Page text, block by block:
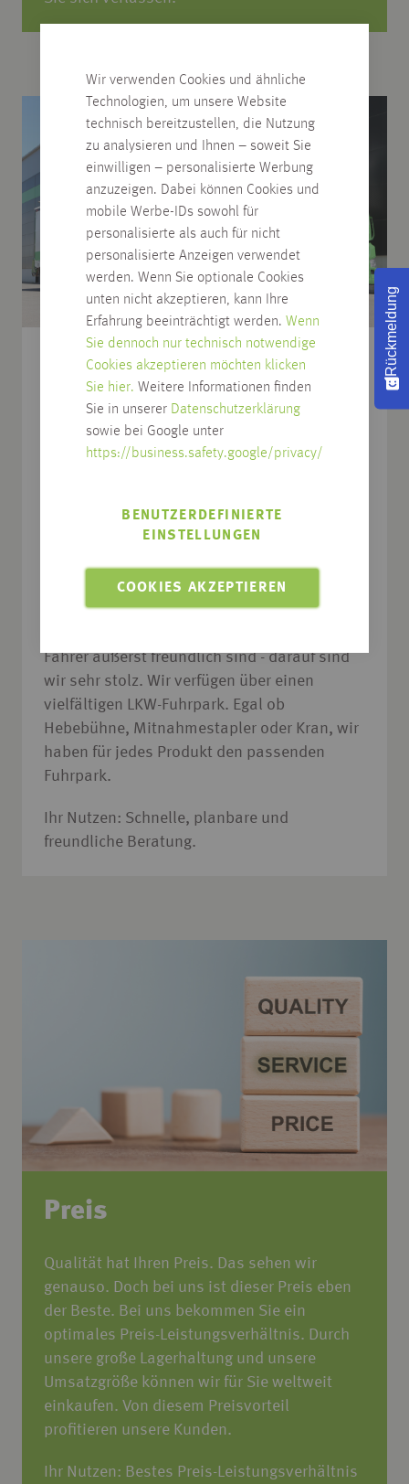
Wir verwenden Cookies und ähnliche
Technologien, um unsere Website
technisch bereitzustellen, die Nutzung
zu analysieren und Ihnen – soweit Sie
einwilligen – personalisierte Werbung
anzuzeigen. Dabei können Cookies und
mobile Werbe-IDs sowohl für
personalisierte als auch für nicht
personalisierte Anzeigen verwendet
werden. Wenn Sie optionale Cookies
unten nicht akzeptieren, kann Ihre
Erfahrung beeinträchtigt werden. Wenn
Sie dennoch nur technisch notwendige
Cookies akzeptieren möchten klicken
Sie hier. Weitere Informationen finden
Sie in unserer Datenschutzerklärung
sowie bei Google unter
https://business.safety.google/privacy/
COOKIES AKZEPTIEREN
BENUTZERDEFINIERTE
EINSTELLUNGEN
Lieferung
Über 50 LKWs garantieren Ihnen eine
optimale und zuverlässige Belieferung. Wenn
Am Vorabend erhalten Sie von uns eine
Lieferavis und können somit genau planen.
Verkehrslage verspäten, werden Sie darüber
unverzüglich informiert. Unsere letzte
Fahrer äußerst freundlich sind - darauf sind
wir sehr stolz. Wir verfügen über einen
vielfältigen LKW-Fuhrpark. Egal ob
Hebebühne, Mitnahmestapler oder Kran, wir
haben für jedes Produkt den passenden
Fuhrpark.
Ihr Nutzen: Schnelle, planbare und
freundliche Beratung.
Preis
Qualität hat Ihren Preis. Das sehen wir
genauso. Doch bei uns ist dieser Preis eben
der Beste. Bei uns bekommen Sie ein
optimales Preis-Leistungsverhältnis. Durch
unsere große Lagerhaltung und unsere
Umsatzgröße können wir für Sie weltweit
einkaufen. Von diesem Preisvorteil
profitieren unsere Kunden.
Ihr Nutzen: Bestes Preis-Leistungsverhältnis
Rückmeldung